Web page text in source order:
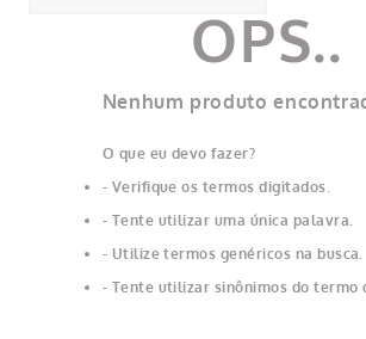
Nenhum produto
O que eu devo fazer?
Verifique os termos digitados.
Tente utilizar uma única palavra.
Utilize termos genéricos na busca.
Tente utilizar sinônimos do termo